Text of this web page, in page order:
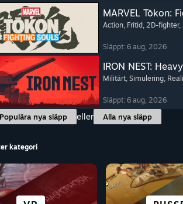
MARVEL Tōkon:
Action, Fritid, 2D-fighter,
Släppt: 6 aug, 2026
IRON NEST:
Militärt, Simulering,
Släppt: 6 aug, 2026
Populära nya släpp eller Alla nya släpp
kategori